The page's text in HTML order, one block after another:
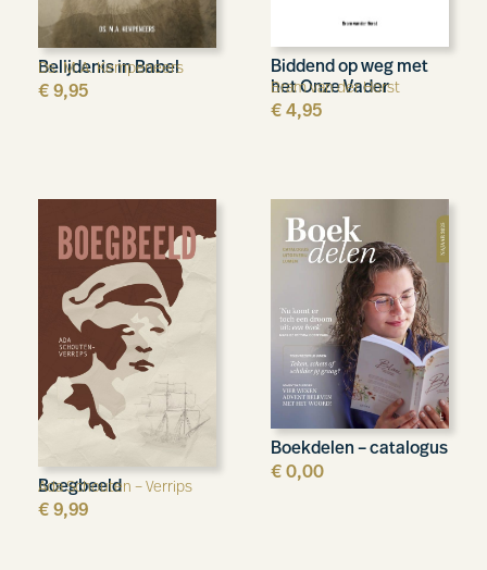
Belijdenis in Babel
Ds. M.A. Kempeneers
€ 9,95
Biddend op weg met
het Onze Vader
Bram van der Horst
€ 4,95
Boegbeeld
Ada Schouten – Verrips
€ 9,99
Boekdelen – catalogus
€ 0,00